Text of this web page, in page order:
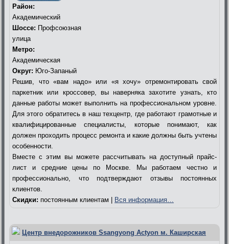
Район:
Академический
Шоссе: Профсоюзная
улица
Метро:
Академическая
Округ: Юго-Запаный
Решив, что «вам надо» или «я хочу» отремонтировать свой
паркетник или кроссовер, вы наверняка захотите узнать, кто
данные работы может выполнить на профессиональном уровне.
Для этого обратитесь в наш техцентр, где работают грамотные и
квалифицированные специалисты, которые понимают, как
должен проходить процесс ремонта и какие должны быть учтены
особенности.
Вместе с этим вы можете рассчитывать на доступный прайс-
лист и средние цены по Москве. Мы работаем честно и
профессионально, что подтверждают отзывы постоянных
клиентов.
Скидки: постоянным клиентам | Вся информация…
Центр внедорожников Ssangyong Actyon м. Каширская